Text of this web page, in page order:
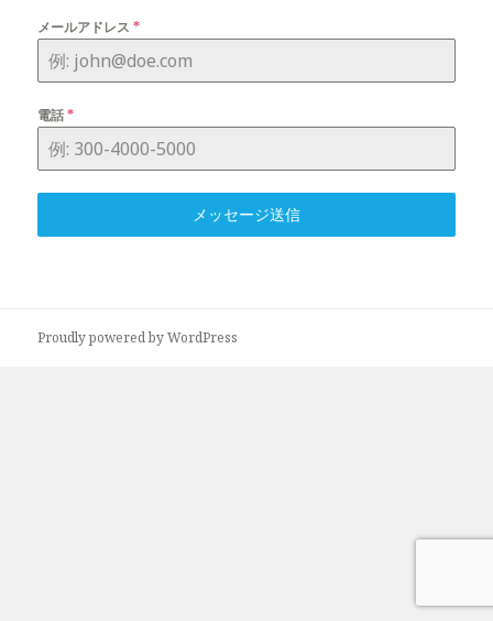
メールアドレス*
電話*
メッセージ送信
Proudly powered by WordPress